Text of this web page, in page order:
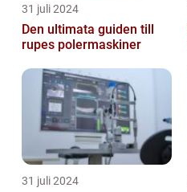
31 juli 2024
Den ultimata guiden till
rupes polermaskiner
31 juli 2024